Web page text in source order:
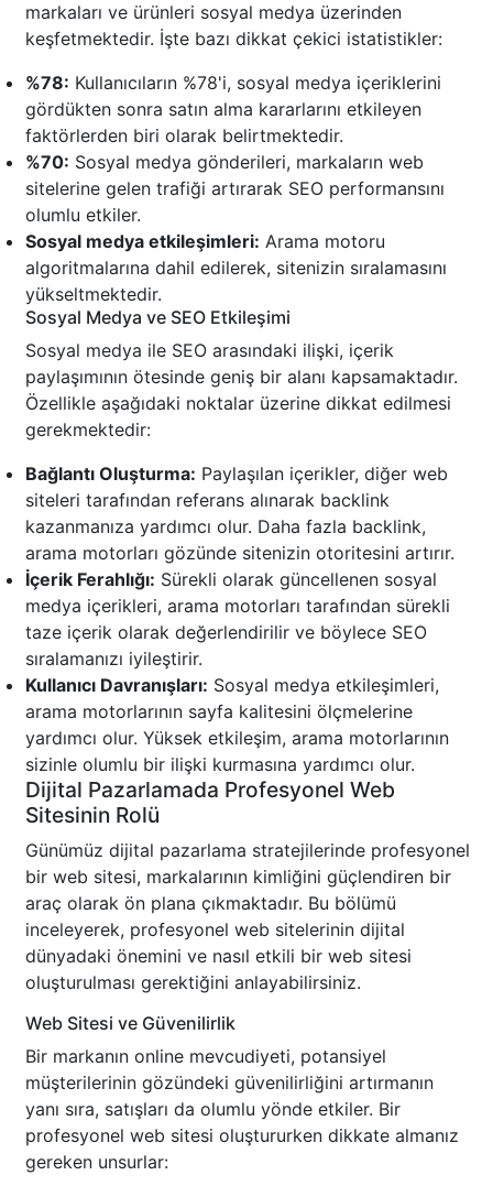
markaları ve ürünleri sosyal medya üzerinden
keşfetmektedir. İşte bazı dikkat çekici istatistikler:
%78: Kullanıcıların %78'i, sosyal medya içeriklerini
gördükten sonra satın alma kararlarını etkileyen
faktörlerden biri olarak belirtmektedir.
%70: Sosyal medya gönderileri, markaların web
sitelerine gelen trafiği artırarak SEO performansını
olumlu etkiler.
Sosyal medya etkileşimleri: Arama motoru
algoritmalarına dahil edilerek, sitenizin sıralamasını
yükseltmektedir.
Sosyal Medya ve SEO Etkileşimi
Sosyal medya ile SEO arasındaki ilişki, içerik
paylaşımının ötesinde geniş bir alanı kapsamaktadır.
Özellikle aşağıdaki noktalar üzerine dikkat edilmesi
gerekmektedir:
Bağlantı Oluşturma: Paylaşılan içerikler, diğer web
siteleri tarafından referans alınarak backlink
kazanmanıza yardımcı olur. Daha fazla backlink,
arama motorları gözünde sitenizin otoritesini artırır.
İçerik Ferahlığı: Sürekli olarak güncellenen sosyal
medya içerikleri, arama motorları tarafından sürekli
taze içerik olarak değerlendirilir ve böylece SEO
sıralamanızı iyileştirir.
Kullanıcı Davranışları: Sosyal medya etkileşimleri,
arama motorlarının sayfa kalitesini ölçmelerine
yardımcı olur. Yüksek etkileşim, arama motorlarının
sizinle olumlu bir ilişki kurmasına yardımcı olur.
Dijital Pazarlamada Profesyonel Web
Sitesinin Rolü
Günümüz dijital pazarlama stratejilerinde profesyonel
bir web sitesi, markalarının kimliğini güçlendiren bir
araç olarak ön plana çıkmaktadır. Bu bölümü
inceleyerek, profesyonel web sitelerinin dijital
dünyadaki önemini ve nasıl etkili bir web sitesi
oluşturulması gerektiğini anlayabilirsiniz.
Web Sitesi ve Güvenilirlik
Bir markanın online mevcudiyeti, potansiyel
müşterilerinin gözündeki güvenilirliğini artırmanın
yanı sıra, satışları da olumlu yönde etkiler. Bir
profesyonel web sitesi oluştururken dikkate almanız
gereken unsurlar: